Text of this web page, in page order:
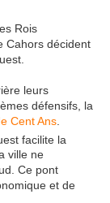
Rois
Cahors décident
leurs
défensifs, la
Cent Ans
facilite la
ville ne
Ce pont
et de